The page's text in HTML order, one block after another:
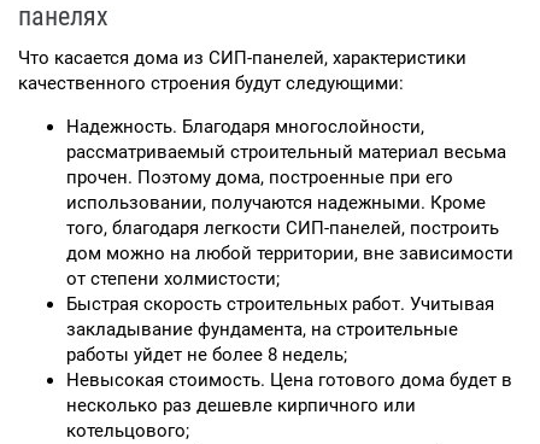
панелях
Что касается дома из СИП-панелей, характеристики
качественного строения будут следующими:
Надежность. Благодаря многослойности,
рассматриваемый строительный материал весьма
прочен. Поэтому дома, построенные при его
использовании, получаются надежными. Кроме
того, благодаря легкости СИП-панелей, построить
дом можно на любой территории, вне зависимости
от степени холмистости;
Быстрая скорость строительных работ. Учитывая
закладывание фундамента, на строительные
работы уйдет не более 8 недель;
Невысокая стоимость. Цена готового дома будет в
несколько раз дешевле кирпичного или
котельцового;